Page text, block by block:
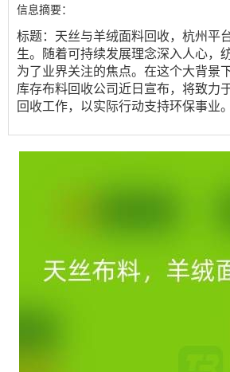
信息摘要：
标题：天丝与羊绒面料回收，杭州平
生。
随着可持续发展理念深入人心，
为了业界关注的焦点。在这个大背景
库存布料回收公司近日宣布，将致力
回收工作，以实际行动支持环保事业。